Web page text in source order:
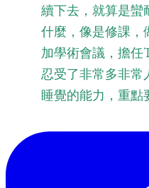
續下去，就算是蠻
什麼，像是修課，
加學術會議，擔任
忍受了非常多非常
睡覺的能力，重點